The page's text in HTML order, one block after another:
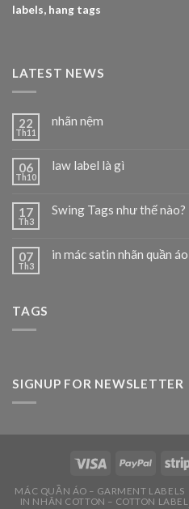
labels, hang tags
LATEST NEWS
22
Th11
nhãn nệm
06
Th10
law label là gì
17
Th3
Swing Tags như thế nào?
07
Th3
in mác satin nhãn quần áo
TAGS
SIGNUP FOR NEWSLETTER
MÁC QUẦN ÁO – GARMENT LABELS
IN NHÃN COTTON – COTTON